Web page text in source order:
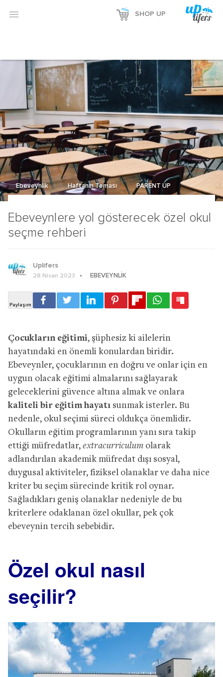
 SHOP UP
Ebeveynlere yol gösterecek özel okul
seçme rehberi
Ebeveynlik Haftanın Teması PARENT UP
Uplifers
28 Nisan 2023 EBEVEYNLIK
Çocukların eğitimi, şüphesiz ki ailelerin
hayatındaki en önemli konulardan biridir.
Ebeveynler, çocuklarının en doğru ve onlar için en
uygun olacak eğitimi almalarını sağlayarak
geleceklerini güvence altına almak ve onlara
kaliteli bir eğitim hayatı sunmak isterler. Bu
nedenle, okul seçimi süreci oldukça önemlidir.
Okulların eğitim programlarının yanı sıra takip
ettiği müfredatlar, extracurriculum olarak
adlandırılan akademik müfredat dışı sosyal,
duygusal aktiviteler, fiziksel olanaklar ve daha nice
kriter bu seçim sürecinde kritik rol oynar.
Sağladıkları geniş olanaklar nedeniyle de bu
kriterlere odaklanan özel okullar, pek çok
ebeveynin tercih sebebidir.
Özel okul nasıl
seçilir?